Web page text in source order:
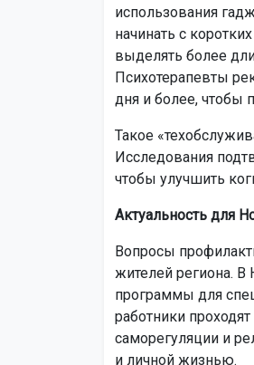
использования
начинать с
выделять более
Психотерапевты
дня и более, чтобы
Такое
Исследования
чтобы улучшить
Актуальность для
Вопросы
жителей региона. В
программы для
работники
саморегуляции и
и личной жизнью.